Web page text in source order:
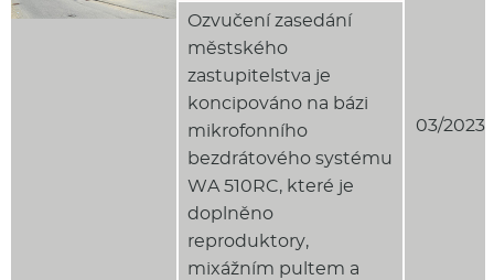
03/2023
Ozvučení zasedání
městského
zastupitelstva je
koncipováno na bázi
mikrofonního
bezdrátového systému
WA 510RC, které je
doplněno
reproduktory,
mixážním pultem a